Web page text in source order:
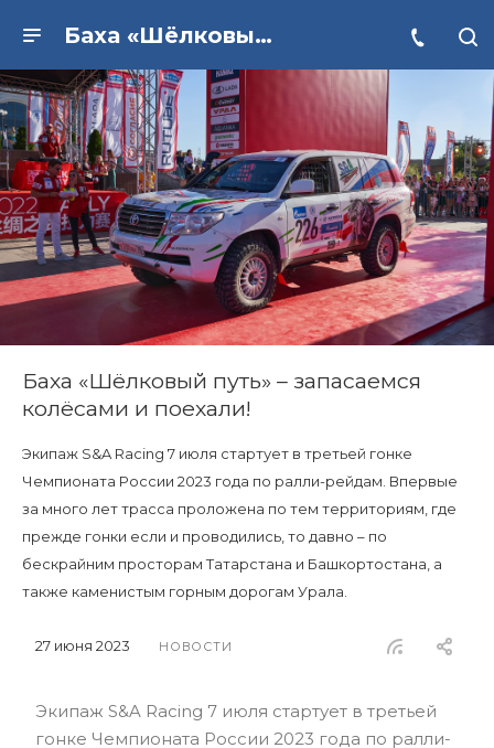
Баха «Шёлковый путь» – запасаемся колёсами и поехали!
Баха «Шёлковый путь» – запасаемся
колёсами и поехали!
Экипаж S&A Racing 7 июля стартует в третьей гонке
Чемпионата России 2023 года по ралли-рейдам. Впервые
за много лет трасса проложена по тем территориям, где
прежде гонки если и проводились, то давно – по
бескрайним просторам Татарстана и Башкортостана, а
также каменистым горным дорогам Урала.
27 июня 2023 НОВОСТИ
Экипаж S&A Racing 7 июля стартует в третьей
гонке Чемпионата России 2023 года по ралли-